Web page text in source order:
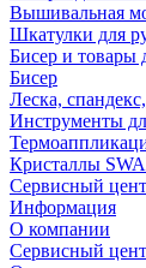
Вышивальная
Шкатулки для
Бисер и товары
Бисер
Леска,
Инструменты
Кристаллы
Сервисный
Информация
О компании
Сервисный